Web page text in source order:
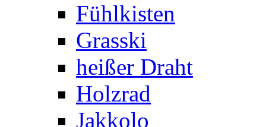
Fühlkisten
Grasski
heißer Draht
Holzrad
Jakkolo